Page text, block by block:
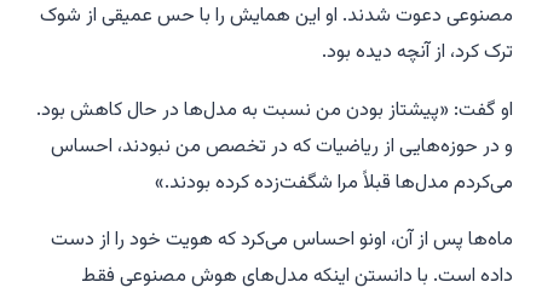
مصنوعی دعوت شدند. او این همایش را با حس عمیقی از شوک
ترک کرد، از آنچه دیده بود.
او گفت: «پیشتاز بودن من نسبت به مدل‌ها در حال کاهش بود.
و در حوزه‌هایی از ریاضیات که در تخصص من نبودند، احساس
می‌کردم مدل‌ها قبلاً مرا شگفت‌زده کرده بودند.»
ماه‌ها پس از آن، اونو احساس می‌کرد که هویت خود را از دست
داده است. با دانستن اینکه مدل‌های هوش مصنوعی فقط